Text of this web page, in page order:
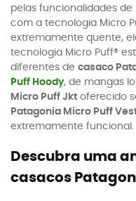
pelas funcionalidades de
com a tecnologia Micro
extremamente quente,
tecnologia Micro Puff®
diferentes de casaco
Puff Hoody, de mangas
Micro Puff Jkt oferecido
Patagonia Micro Puff
extremamente funcional.
Descubra uma
casacos